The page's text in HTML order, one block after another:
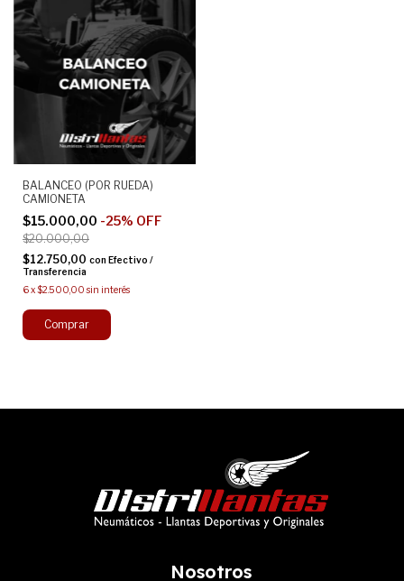
BALANCEO (POR RUEDA)
CAMIONETA
$15.000,00 -25% OFF
$20.000,00
$12.750,00 con Efectivo /
Transferencia
6x$2.500,00 sin interés
Nosotros